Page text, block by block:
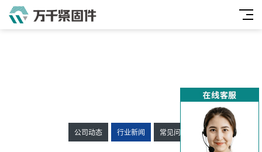
公司动态 行业新闻 常见问题